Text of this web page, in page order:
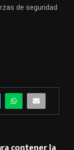
de seguridad